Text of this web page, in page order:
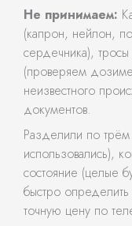
Не принимаем:
(капрон, нейлон,
сердечника),
(проверяем
неизвестного
документов.
Разделили по
использовались),
состояние (целые
быстро определить
точную цену по